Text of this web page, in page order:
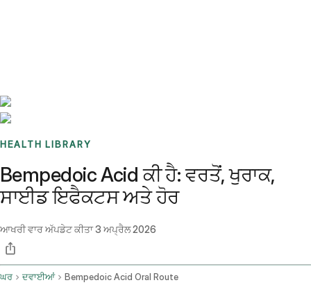
HEALTH LIBRARY
Bempedoic Acid ਕੀ ਹੈ: ਵਰਤੋਂ, ਖੁਰਾਕ,
ਸਾਈਡ ਇਫੈਕਟਸ ਅਤੇ ਹੋਰ
ਆਖਰੀ ਵਾਰ ਅੱਪਡੇਟ ਕੀਤਾ3 ਅਪ੍ਰੈਲ 2026
ਘਰ ਦਵਾਈਆਂ Bempedoic Acid Oral Route